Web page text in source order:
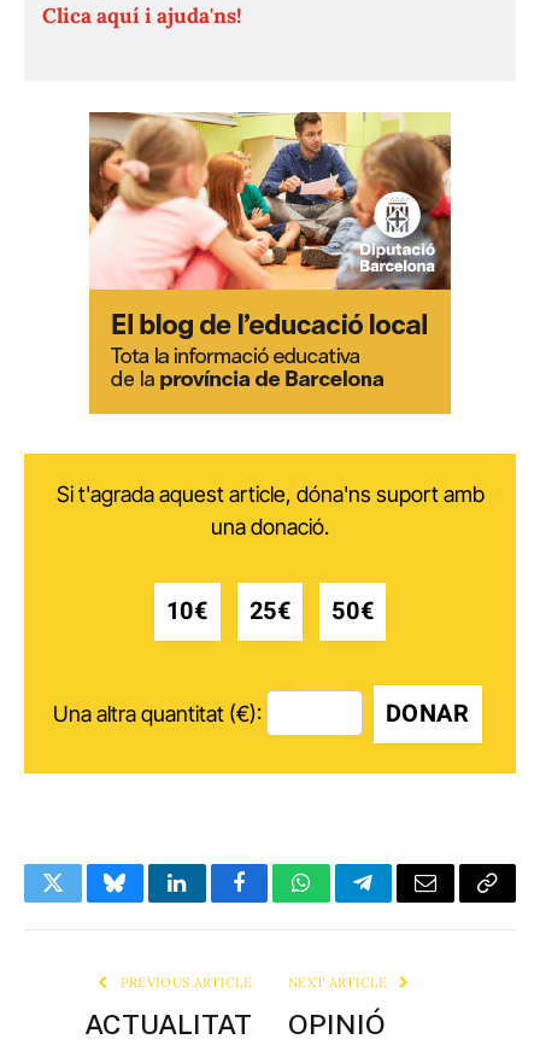
Clica aquí i ajuda'ns!
Si t'agrada aquest article, dóna'ns suport amb
una donació.
10€ 25€ 50€
Una altra quantitat (€): DONAR
TwitterBlueskyLinkedInFacebookWhatsAppTelegramEmail Copy
PREVIOUS ARTICLE
ACTUALITAT
NEXT ARTICLE
OPINIÓ